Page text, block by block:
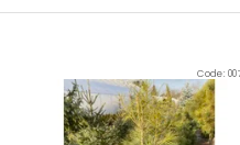
Code: